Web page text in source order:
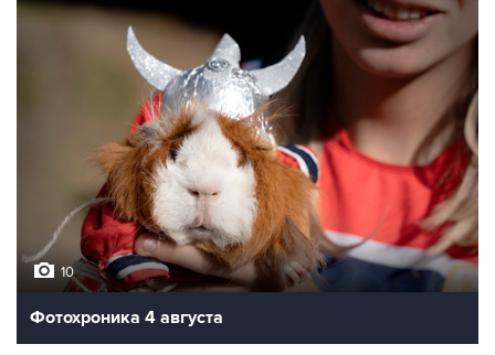
10
Фотохроника 4 августа